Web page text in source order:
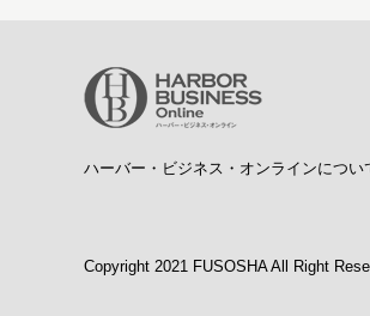
ハーバー・ビジネス・オンラインについ
Copyright 2021 FUSOSHA All Right